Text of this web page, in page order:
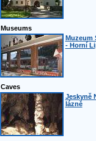
Museums
Muzeum
- Horní
Caves
Jeskyně
lázně